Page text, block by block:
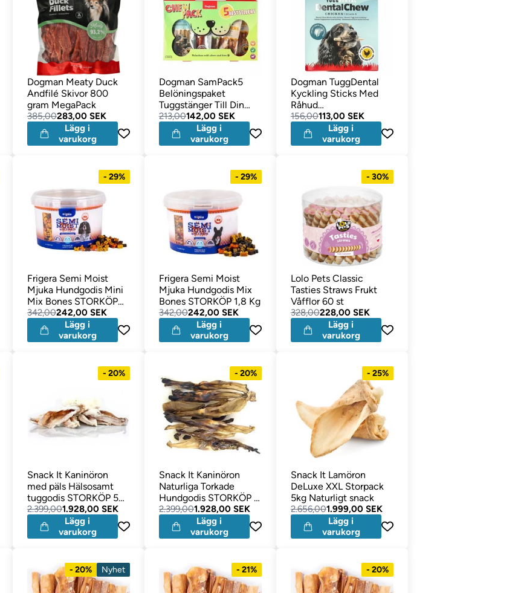
Dogman Meaty Duck
Andfilé Skivor 800
gram MegaPack
385,00283,00 SEK
Lägg i
varukorg
Dogman SamPack5
Belöningspaket
Tuggstänger Till Din
Hund
213,00142,00 SEK
Lägg i
varukorg
Dogman TuggDental
Kyckling Sticks Med
Råhud
Månadsförpackning 28
156,00113,00 SEK
Lägg i
varukorg
- 29%
Frigera Semi Moist
Mjuka Hundgodis Mini
Mix Bones STORKÖP
1,8 Kg
342,00242,00 SEK
Lägg i
varukorg
- 29%
Frigera Semi Moist
Mjuka Hundgodis Mix
Bones STORKÖP 1,8 Kg
342,00242,00 SEK
Lägg i
varukorg
- 30%
Lolo Pets Classic
Tasties Straws Frukt
Våfflor 60 st
328,00228,00 SEK
Lägg i
varukorg
- 20%
Snack It Kaninöron
med päls Hälsosamt
tuggodis STORKÖP 5
kg
2.399,001.928,00 SEK
Lägg i
varukorg
- 20%
Snack It Kaninöron
Naturliga Torkade
Hundgodis STORKÖP 5
Kg
2.399,001.928,00 SEK
Lägg i
varukorg
- 25%
Snack It Lamöron
DeLuxe XXL Storpack
5kg Naturligt snack
2.656,001.999,00 SEK
Lägg i
varukorg
- 20% Nyhet - 21% - 20%